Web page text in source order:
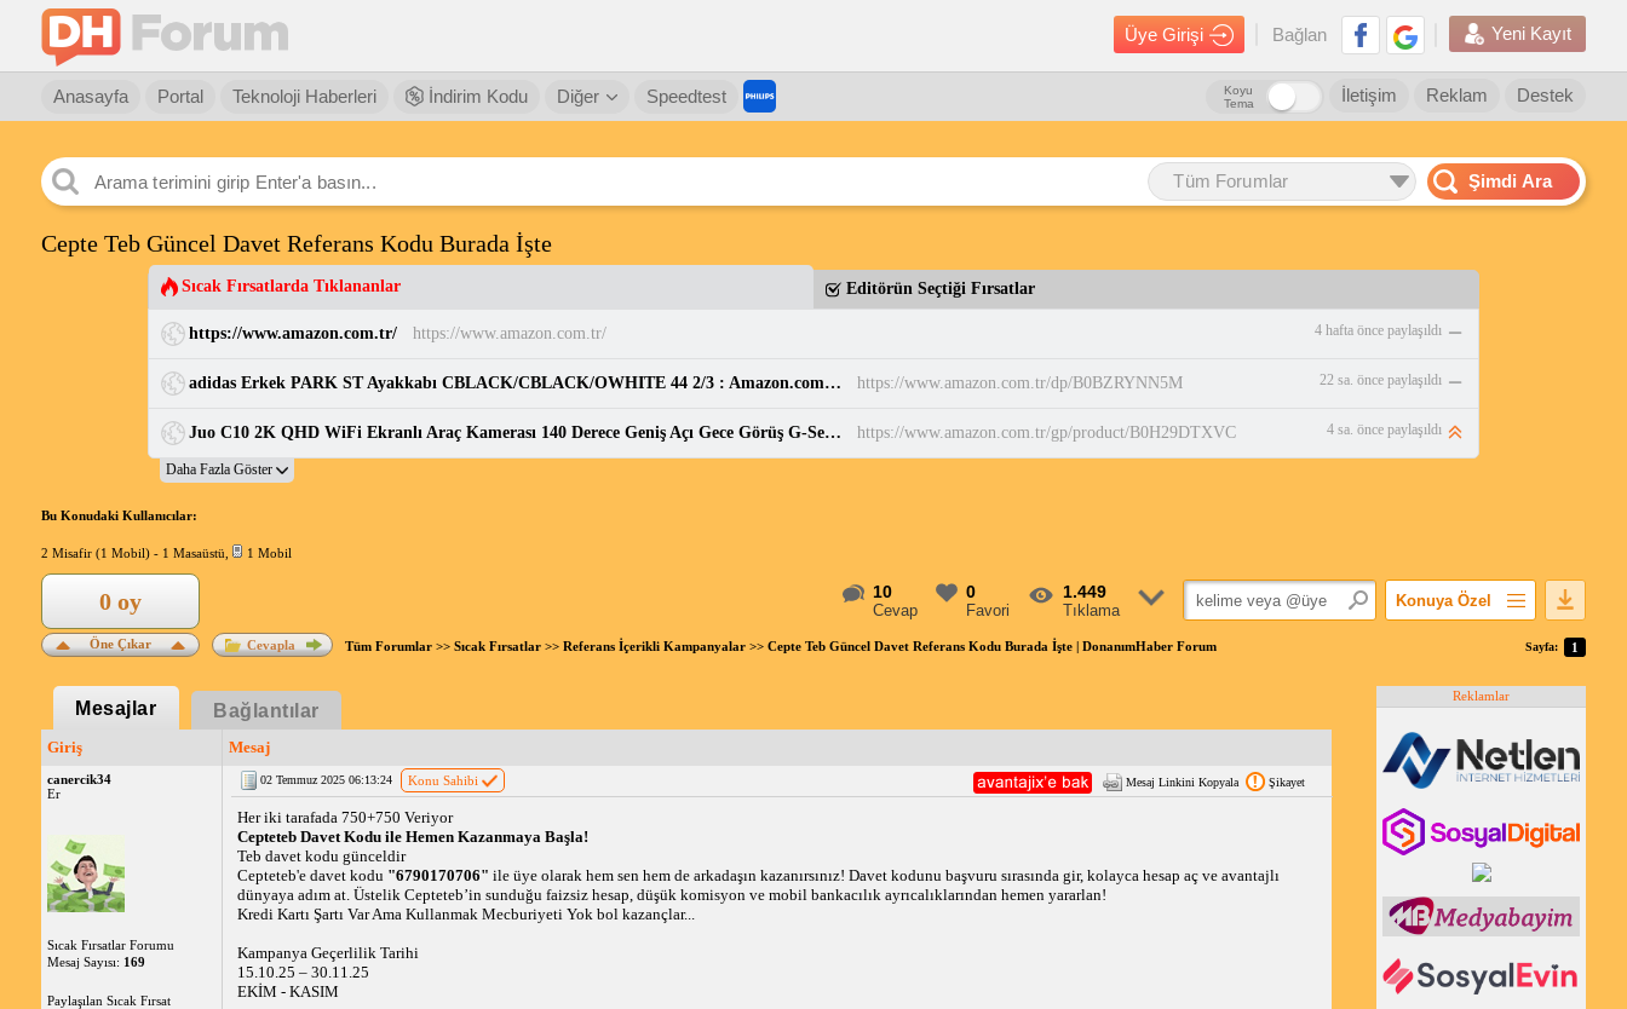
Üye Girişi Bağlan Yeni Kayıt
Anasayfa Portal Teknoloji Haberleri İndirim Kodu Diğer Speedtest Destek
Reklam
İletişim
Koyu
Tema
Tüm Forumlar Şimdi Ara
Cepte Teb Güncel Davet Referans Kodu Burada İşte
Sıcak Fırsatlarda Tıklananlar Editörün Seçtiği Fırsatlar
https://www.amazon.com.tr/ https://www.amazon.com.tr/ 4 hafta önce paylaşıldı
adidas Erkek PARK ST Ayakkabı CBLACK/CBLACK/OWHITE 44 2/3 : Amazon.com.tr: Moda https://www.amazon.com.tr/dp/B0BZRYNN5M 22 sa. önce paylaşıldı
Juo C10 2K QHD WiFi Ekranlı Araç Kamerası 140 Derece Geniş Açı Gece Görüş G-Sensörlü Araç İçi Kamera : Amazon.com.tr: Elektronik https://www.amazon.com.tr/gp/product/B0H29DTXVC 4 sa. önce paylaşıldı
Bu Konudaki Kullanıcılar:
2 Misafir (1 Mobil) - 1 Masaüstü 1 Mobil
10
Cevap
0
Favori
1.449
Tıklama
Konuya Özel
Popüler Mesajlar
Yazdır
E-Posta Aboneliği
Konuyu Gizle
Öne Çıkar
0 oy
Cevapla Tüm Forumlar>> Sıcak Fırsatlar>> Referans İçerikli Kampanyalar>> Cepte Teb Güncel Davet Referans Kodu Burada İşte | DonanımHaber Forum Sayfa: 1
Mesajlar Bağlantılar
Giriş Mesaj
canercik34
Er
Sıcak Fırsatlar Forumu
Mesaj Sayısı: 169
Paylaşılan Sıcak Fırsat
02 Temmuz 2025 06:13:24 Konu Sahibi Mesaj Linkini Kopyala Şikayet
Her iki tarafada 750+750 Veriyor
Cepteteb Davet Kodu ile Hemen Kazanmaya Başla!
Teb davet kodu günceldir
Cepteteb'e davet kodu "6790170706" ile üye olarak hem sen hem de arkadaşın kazanırsınız! Davet kodunu başvuru sırasında gir, kolayca hesap aç ve avantajlı
dünyaya adım at. Üstelik Cepteteb’in sunduğu faizsiz hesap, düşük komisyon ve mobil bankacılık ayrıcalıklarından hemen yararlan!
Kredi Kartı Şartı Var Ama Kullanmak Mecburiyeti Yok bol kazançlar...
Kampanya Geçerlilik Tarihi
15.10.25 – 30.11.25
EKİM - KASIM
Reklamlar